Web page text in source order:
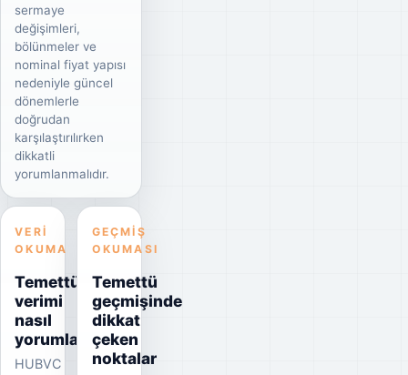
sermaye
değişimleri,
bölünmeler ve
nominal fiyat yapısı
nedeniyle güncel
dönemlerle
doğrudan
karşılaştırılırken
dikkatli
yorumlanmalıdır.
VERI
OKUMA
Temettü
verimi
nasıl
yorumlanmalı?
HUBVC
GEÇMIŞ
OKUMASI
Temettü
geçmişinde
dikkat
çeken
noktalar